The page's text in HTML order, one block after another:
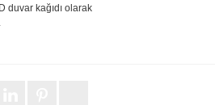
duvar kağıdı olarak